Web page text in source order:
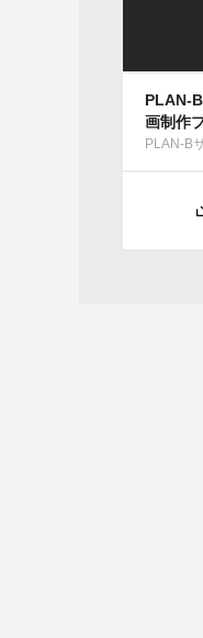
PLAN-
画制作
PLAN-B